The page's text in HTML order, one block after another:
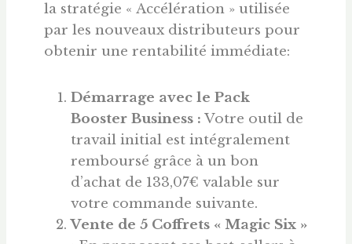
la stratégie « Accélération » utilisée
par les nouveaux distributeurs pour
obtenir une rentabilité immédiate:
Démarrage avec le Pack
Booster Business : Votre outil de
travail initial est intégralement
remboursé grâce à un bon
d’achat de 133,07€ valable sur
votre commande suivante.
Vente de 5 Coffrets « Magic Six »